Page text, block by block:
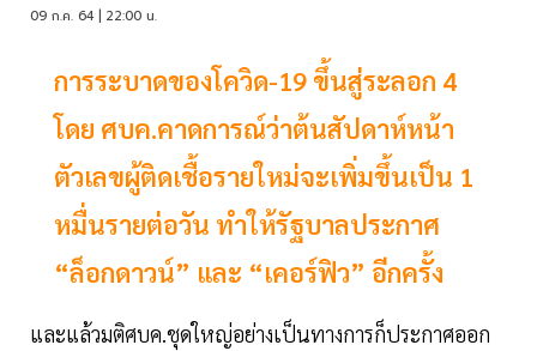
09 ก.ค. 64 | 22:00 น.
การระบาดของโควิด-19 ขึ้นสู่ระลอก 4
โดย ศบค.คาดการณ์ว่าต้นสัปดาห์หน้า
ตัวเลขผู้ติดเชื้อรายใหม่จะเพิ่มขึ้นเป็น 1
หมื่นรายต่อวัน ทำให้รัฐบาลประกาศ
“ล็อกดาวน์” และ “เคอร์ฟิว” อีกครั้ง
และแล้วมติศบค.ชุดใหญ่อย่างเป็นทางการก็ประกาศออก